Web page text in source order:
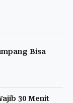
Bisa
30 Menit